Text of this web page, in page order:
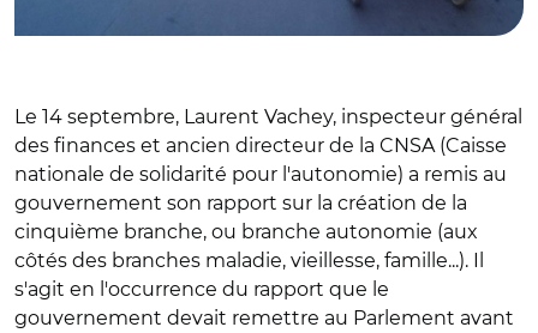
Le 14 septembre, Laurent Vachey, inspecteur général
des finances et ancien directeur de la CNSA (Caisse
nationale de solidarité pour l'autonomie) a remis au
gouvernement son rapport sur la création de la
cinquième branche, ou branche autonomie (aux
côtés des branches maladie, vieillesse, famille...). Il
s'agit en l'occurrence du rapport que le
gouvernement devait remettre au Parlement avant